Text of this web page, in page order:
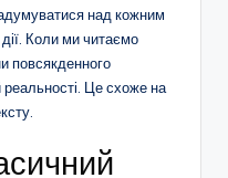
над кожним
Коли ми читаємо
повсякденного
Це схоже на